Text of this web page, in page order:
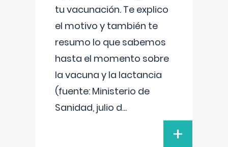
tu vacunación. Te explico
el motivo y también te
resumo lo que sabemos
hasta el momento sobre
la vacuna y la lactancia
(fuente: Ministerio de
Sanidad, julio d...
+